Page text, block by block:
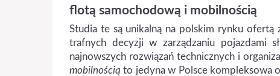
flotą samochodową i mobilnością
Studia te są unikalną na polskim rynku
trafnych decyzji w zarządzaniu pojazdami
najnowszych rozwiązań technicznych i
mobilnością to jedyna w Polsce kompleksowa